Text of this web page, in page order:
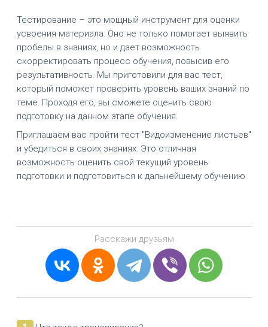
Тестирование – это мощный инструмент для оценки
усвоения материала. Оно не только помогает выявить
пробелы в знаниях, но и дает возможность
скорректировать процесс обучения, повысив его
результативность. Мы приготовили для вас тест,
который поможет проверить уровень ваших знаний по
теме. Проходя его, вы сможете оценить свою
подготовку на данном этапе обучения.
Приглашаем вас пройти тест "Видоизменение листьев"
и убедиться в своих знаниях. Это отличная
возможность оценить свой текущий уровень
подготовки и подготовиться к дальнейшему обучению.
Расскажи друзьям